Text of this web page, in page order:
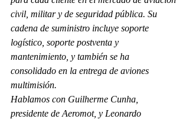
civil, militar y de seguridad pública. Su
cadena de suministro incluye soporte
logístico, soporte postventa y
mantenimiento, y también se ha
consolidado en la entrega de aviones
multimisión.
Hablamos con Guilherme Cunha,
presidente de Aeromot, y Leonardo